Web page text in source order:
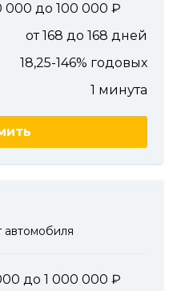
000 до 100 000
от 168 до 168 дней
18,25-146% годовых
1 минута
автомобиля
до 1 000 000